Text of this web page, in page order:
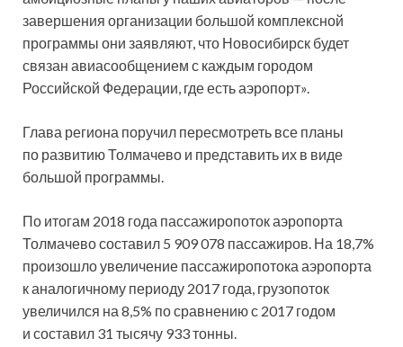
завершения организации большой комплексной
программы они заявляют, что Новосибирск будет
связан авиасообщением с каждым городом
Российской Федерации, где есть аэропорт».
Глава региона поручил пересмотреть все планы
по развитию Толмачево и представить их в виде
большой программы.
По итогам 2018 года пассажиропоток аэропорта
Толмачево составил 5 909 078 пассажиров. На 18,7%
произошло увеличение пассажиропотока аэропорта
к аналогичному периоду 2017 года, грузопоток
увеличился на 8,5% по сравнению с 2017 годом
и составил 31 тысячу 933 тонны.